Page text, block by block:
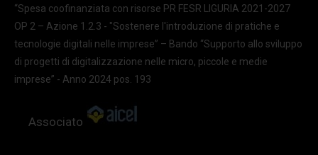
“Spesa coofinanziata con risorse PR FESR LIGURIA 2021-2027
OP 2 – Azione 1.2.3 - "Sostenere l'introduzione di pratiche e
tecnologie digitali nelle imprese” – Bando “Supporto allo sviluppo
di progetti di digitalizzazione nelle micro, piccole e medie
imprese” - Anno 2024 pos. 193
Associato